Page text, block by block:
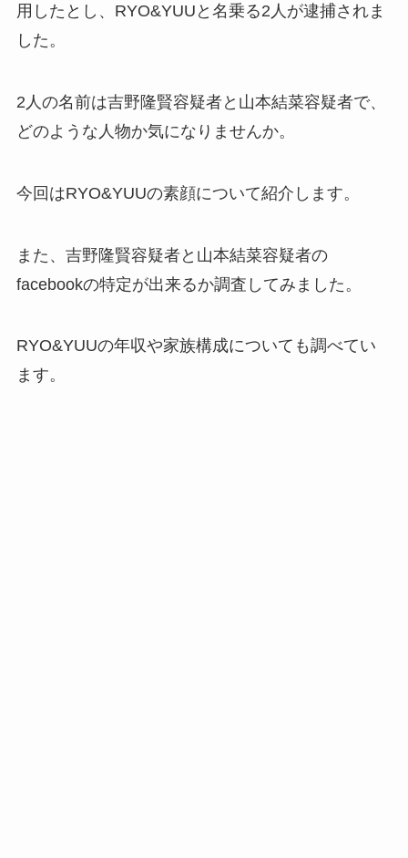
用したとし、RYO&YUUと名乗る2人が逮捕されま
した。
2人の名前は吉野隆賢容疑者と山本結菜容疑者で、
どのような人物か気になりませんか。
今回はRYO&YUUの素顔について紹介します。
また、吉野隆賢容疑者と山本結菜容疑者の
facebookの特定が出来るか調査してみました。
RYO&YUUの年収や家族構成についても調べてい
ます。